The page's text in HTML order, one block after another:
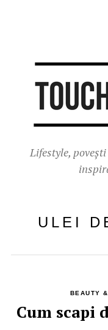
Lifestyle,
ULEI
BEAUTY
Cum scapi